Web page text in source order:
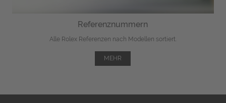
Referenznummern
Alle Rolex Referenzen nach Modellen sortiert.
MEHR